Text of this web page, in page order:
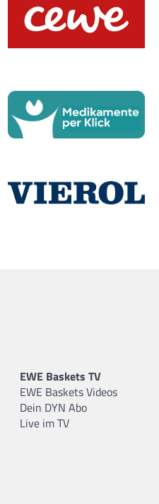
EWE Baskets TV
EWE Baskets Videos
Dein DYN Abo
Live im TV